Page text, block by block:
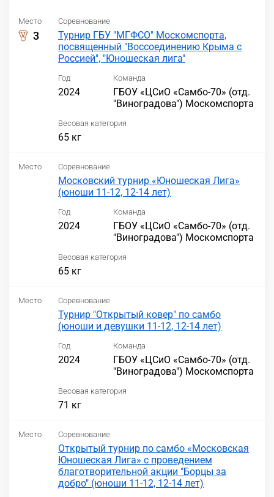
Место
3
Соревнование
Турнир ГБУ "МГФСО" Москомспорта,
посвященный "Воссоединению Крыма с
Россией", "Юношеская лига"
Год
2024
Команда
ГБОУ «ЦСиО «Самбо-70» (отд.
"Виноградова") Москомспорта
Весовая категория
65 кг
Место Соревнование
Московский турнир «Юношеская Лига»
(юноши 11-12, 12-14 лет)
Год
2024
Команда
ГБОУ «ЦСиО «Самбо-70» (отд.
"Виноградова") Москомспорта
Весовая категория
65 кг
Место Соревнование
Турнир "Открытый ковер" по самбо
(юноши и девушки 11-12, 12-14 лет)
Год
2024
Команда
ГБОУ «ЦСиО «Самбо-70» (отд.
"Виноградова") Москомспорта
Весовая категория
71 кг
Место Соревнование
Открытый турнир по самбо «Московская
Юношеская Лига» с проведением
благотворительной акции "Борцы за
добро" (юноши 11-12, 12-14 лет)